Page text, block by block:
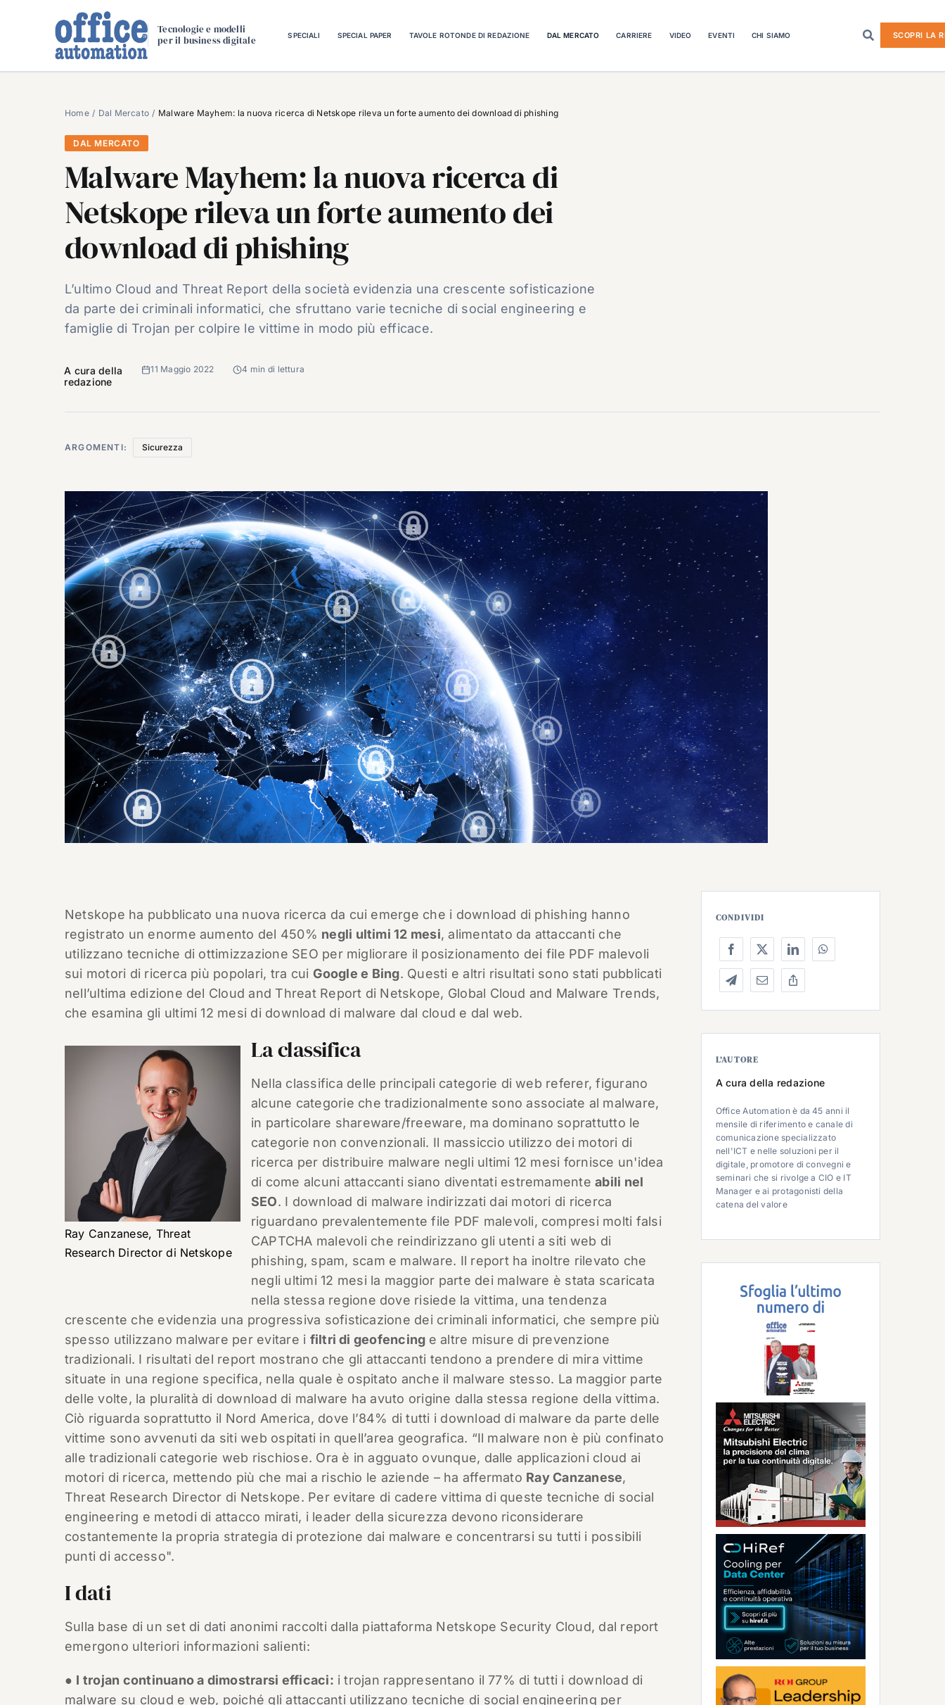
Tecnologie e modelli
per il business digitale
SPECIALI SPECIAL PAPER TAVOLE ROTONDE DI REDAZIONE DAL MERCATO CARRIERE VIDEO EVENTI CHI SIAMO SCOPRI LA
Home Dal Mercato Malware Mayhem: la nuova ricerca di Netskope rileva un forte aumento dei download di phishing
DAL MERCATO
Malware Mayhem: la nuova ricerca di
Netskope rileva un forte aumento dei
download di phishing
L’ultimo Cloud and Threat Report della società evidenzia una crescente sofisticazione
da parte dei criminali informatici, che sfruttano varie tecniche di social engineering e
famiglie di Trojan per colpire le vittime in modo più efficace.
A cura della
redazione
11 Maggio 2022 4 min di lettura
ARGOMENTI: Sicurezza
Netskope ha pubblicato una nuova ricerca da cui emerge che i download di phishing hanno
registrato un enorme aumento del 450% negli ultimi 12 mesi, alimentato da attaccanti che
utilizzano tecniche di ottimizzazione SEO per migliorare il posizionamento dei file PDF malevoli
sui motori di ricerca più popolari, tra cui Google e Bing. Questi e altri risultati sono stati pubblicati
nell’ultima edizione del Cloud and Threat Report di Netskope, Global Cloud and Malware Trends,
che esamina gli ultimi 12 mesi di download di malware dal cloud e dal web.
Ray Canzanese, Threat
Research Director di Netskope
La classifica
Nella classifica delle principali categorie di web referer, figurano
alcune categorie che tradizionalmente sono associate al malware,
in particolare shareware/freeware, ma dominano soprattutto le
categorie non convenzionali. Il massiccio utilizzo dei motori di
ricerca per distribuire malware negli ultimi 12 mesi fornisce un'idea
di come alcuni attaccanti siano diventati estremamenteabili nel
SEO. I download di malware indirizzati dai motori di ricerca
riguardano prevalentemente file PDF malevoli, compresi molti falsi
CAPTCHA malevoli che reindirizzano gli utenti a siti web di
phishing, spam, scam e malware. Il report ha inoltre rilevato che
negli ultimi 12 mesi la maggior parte dei malware è stata scaricata
nella stessa regione dove risiede la vittima, una tendenza
crescente che evidenzia una progressiva sofisticazione dei criminali informatici, che sempre più
spesso utilizzano malware per evitare i filtri di geofencing e altre misure di prevenzione
tradizionali. I risultati del report mostrano che gli attaccanti tendono a prendere di mira vittime
situate in una regione specifica, nella quale è ospitato anche il malware stesso. La maggior parte
delle volte, la pluralità di download di malware ha avuto origine dalla stessa regione della vittima.
Ciò riguarda soprattutto il Nord America, dove l’84% di tutti i download di malware da parte delle
vittime sono avvenuti da siti web ospitati in quell’area geografica. “Il malware non è più confinato
alle tradizionali categorie web rischiose. Ora è in agguato ovunque, dalle applicazioni cloud ai
motori di ricerca, mettendo più che mai a rischio le aziende – ha affermato Ray Canzanese,
Threat Research Director di Netskope. Per evitare di cadere vittima di queste tecniche di social
engineering e metodi di attacco mirati, i leader della sicurezza devono riconsiderare
costantemente la propria strategia di protezione dai malware e concentrarsi su tutti i possibili
punti di accesso".
I dati
Sulla base di un set di dati anonimi raccolti dalla piattaforma Netskope Security Cloud, dal report
emergono ulteriori informazioni salienti:
● I trojan continuano a dimostrarsi efficaci: i trojan rappresentano il 77% di tutti i download di
malware su cloud e web, poiché gli attaccanti utilizzano tecniche di social engineering per
CONDIVIDI
L’AUTORE
A cura della redazione
Office Automation è da 45 anni il
mensile di riferimento e canale di
comunicazione specializzato
nell'ICT e nelle soluzioni per il
digitale, promotore di convegni e
seminari che si rivolge a CIO e IT
Manager e ai protagonisti della
catena del valore